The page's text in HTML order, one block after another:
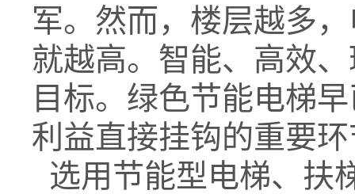
军。然而，楼层越多
就越高。智能、高效
目标。绿色节能电梯
利益直接挂钩的重要
选用节能型电梯、扶